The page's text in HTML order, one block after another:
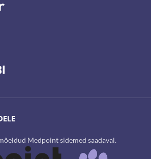
Medpoint sidemed saadaval.